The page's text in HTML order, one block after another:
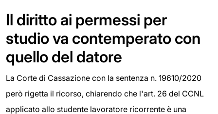
Il diritto ai permessi per
studio va contemperato con
quello del datore
La Corte di Cassazione con la sentenza n. 19610/2020
però rigetta il ricorso, chiarendo che l'art. 26 del CCNL
applicato allo studente lavoratore ricorrente è una